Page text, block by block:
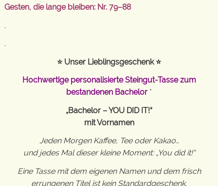
Gesten, die lange bleiben: Nr. 79–88
.
.
⭐ Unser Lieblingsgeschenk ⭐
Hochwertige personalisierte Steingut-Tasse zum
bestandenen Bachelor *
„Bachelor – YOU DID IT!“
mit Vornamen
Jeden Morgen Kaffee, Tee oder Kakao…
und jedes Mal dieser kleine Moment: „You did it!“
Eine Tasse mit dem eigenen Namen und dem frisch
errungenen Titel ist kein Standardgeschenk.